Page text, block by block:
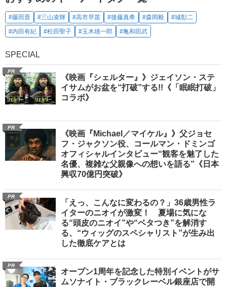
#藤田晋 #三山凌輝 #高市早苗 #後藤真希 #森岡毅
#城彰二
#内田有紀
#松田聖子 #玉木雄一郎 #亀和田武
SPECIAL
PR
《映画『シェルター』》ジェイソン・ステ
イサムがお盆を“打破”する!!《「眠眠打破」
コラボ》
PR
《映画『Michael／マイケル』》父ジョセ
フ・ジャクソン役、コールマン・ドミンゴ
オフィシャルインタビュー“観客を魅了した
名優、複雑な父親像への想いを語る”《日本
興収70億円突破》
PR
「えっ、こんなに変わるの？」36歳男性ラ
イターのニオイが激変！ 夏場に気にな
る“頭皮のニオイ”や“ベタつき”を解消す
る、“ウィッグのスペシャリスト”が生み出
した徹底ケアとは
PR
オープン1周年を記念した特別イベントがサ
ムソナイト・ブラックレーベル銀座店で開